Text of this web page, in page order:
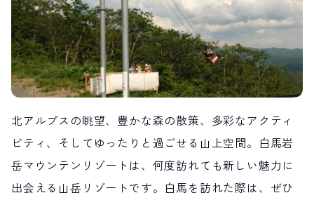
北アルプスの眺望、豊かな森の散策、多彩なアクティ
ビティ、そしてゆったりと過ごせる山上空間。白馬岩
岳マウンテンリゾートは、何度訪れても新しい魅力に
出会える山岳リゾートです。白馬を訪れた際は、ぜひ